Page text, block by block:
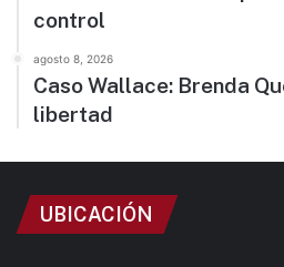
control
agosto 8, 2026
Caso Wallace: Brenda
libertad
UBICACIÓN